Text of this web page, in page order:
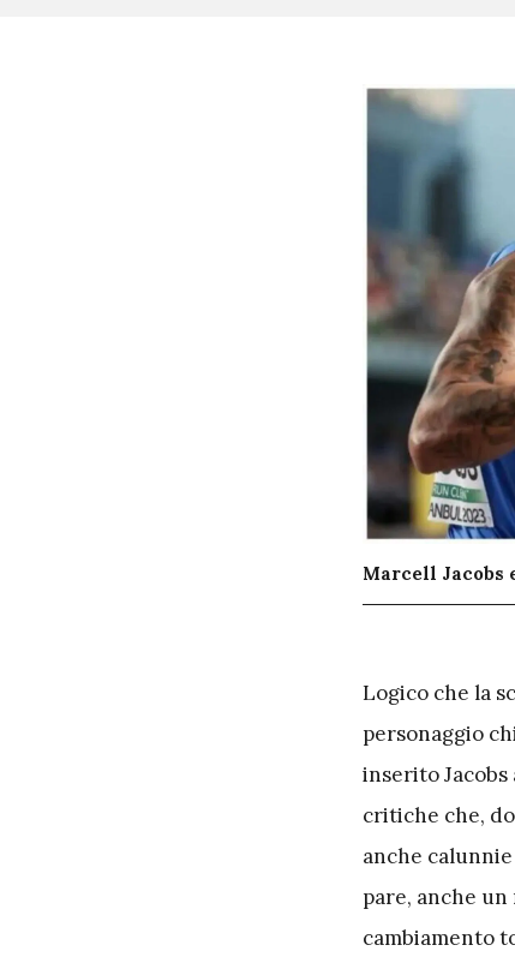
Marcell Jacobs
Logico che la
personaggio
inserito
critiche che,
anche
pare, anche
cambiamento